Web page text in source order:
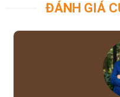
ĐÁNH GIÁ